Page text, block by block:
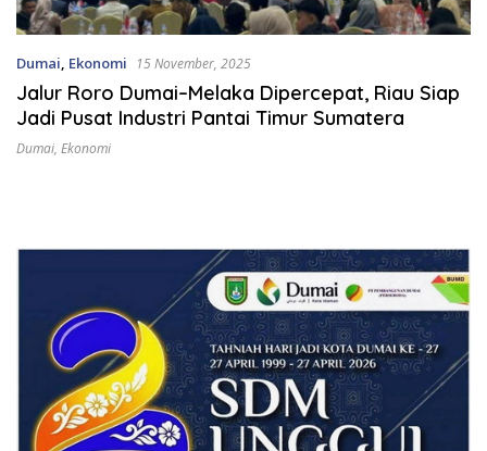
Dumai, Ekonomi 15 November, 2025
Jalur Roro Dumai–Melaka Dipercepat, Riau Siap
Jadi Pusat Industri Pantai Timur Sumatera
Dumai, Ekonomi